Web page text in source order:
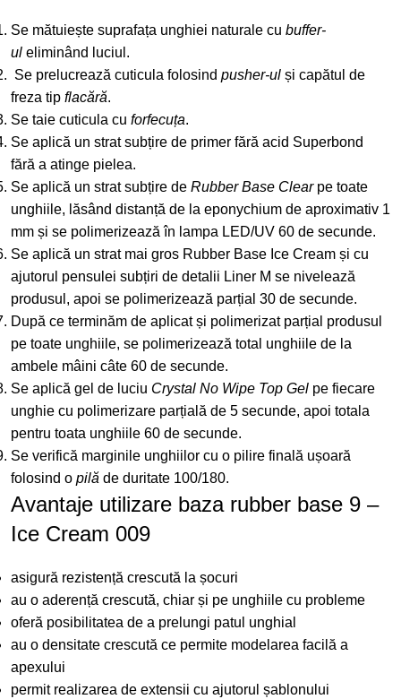
Se mătuiește suprafața unghiei naturale cu buffer-
ul eliminând luciul.
Se prelucrează cuticula folosind pusher-ul și capătul de
freza tip flacără.
Se taie cuticula cu forfecuța.
Se aplică un strat subțire de primer fără acid Superbond
fără a atinge pielea.
Se aplică un strat subțire de Rubber Base Clearpe toate
unghiile, lăsând distanță de la eponychium de aproximativ 1
mm și se polimerizează în lampa LED/UV 60 de secunde.
Se aplică un strat mai gros Rubber Base Ice Cream și cu
ajutorul pensulei subțiri de detalii Liner M se nivelează
produsul, apoi se polimerizează parțial 30 de secunde.
După ce terminăm de aplicat și polimerizat parțial produsul
pe toate unghiile, se polimerizează total unghiile de la
ambele mâini câte 60 de secunde.
Se aplică gel de luciu Crystal No Wipe Top Gel pe fiecare
unghie cu polimerizare parțială de 5 secunde, apoi totala
pentru toata unghiile 60 de secunde.
Se verifică marginile unghiilor cu o pilire finală ușoară
folosind o pilă de duritate 100/180.
Avantaje utilizare baza rubber base 9 –
Ice Cream 009
asigură rezistență crescută la șocuri
au o aderență crescută, chiar și pe unghiile cu probleme
oferă posibilitatea de a prelungi patul unghial
au o densitate crescută ce permite modelarea facilă a
apexului
permit realizarea de extensii cu ajutorul șablonului